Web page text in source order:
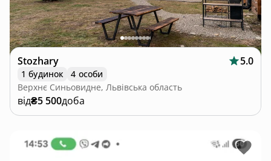
Stozhary 5.0
1 будинок
4 особи
Верхнє Синьовидне, Львівська область
від₴5 500доба